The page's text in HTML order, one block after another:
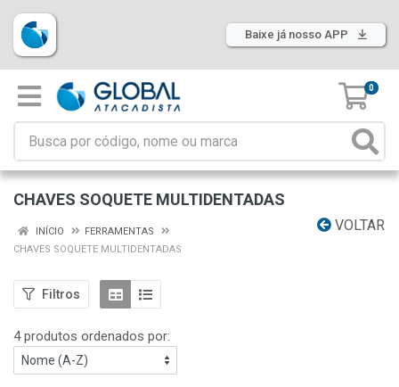
Baixe já nosso APP
0
CHAVES SOQUETE MULTIDENTADAS
VOLTAR
INÍCIO
FERRAMENTAS
CHAVES SOQUETE MULTIDENTADAS
Filtros
4 produtos ordenados por: